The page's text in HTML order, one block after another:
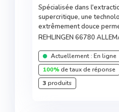
Spécialisée dans
supercritique, une
extrêmement douce
REHLINGEN 66780
Actuellement : En ligne
100%de taux de réponse
3 produits